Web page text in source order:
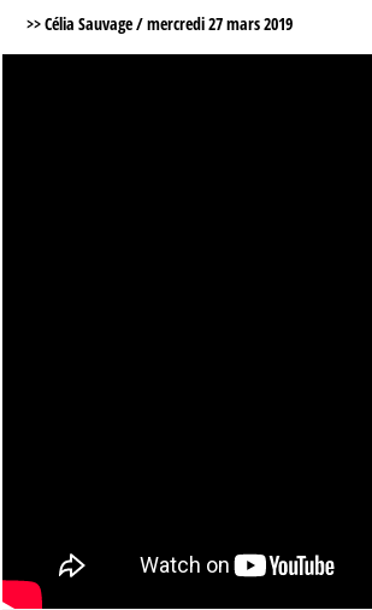
S’abonner à la Lettre !
>> Célia Sauvage /mercredi 27 mars 2019